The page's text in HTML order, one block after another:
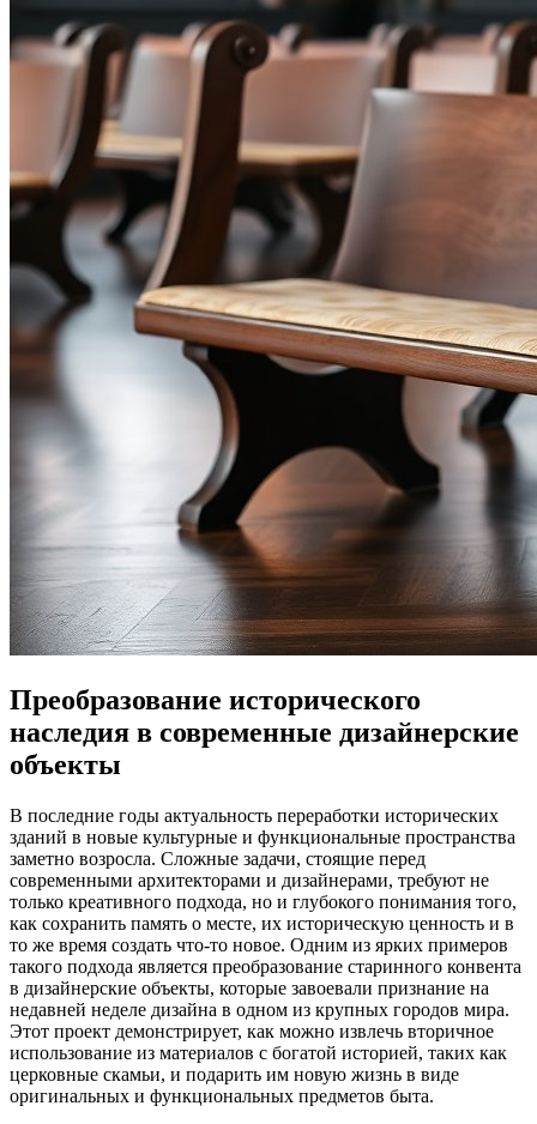
Преобразование исторического
наследия в современные дизайнерские
объекты
В последние годы актуальность переработки исторических
зданий в новые культурные и функциональные пространства
заметно возросла. Сложные задачи, стоящие перед
современными архитекторами и дизайнерами, требуют не
только креативного подхода, но и глубокого понимания того,
как сохранить память о месте, их историческую ценность и в
то же время создать что-то новое. Одним из ярких примеров
такого подхода является преобразование старинного конвента
в дизайнерские объекты, которые завоевали признание на
недавней неделе дизайна в одном из крупных городов мира.
Этот проект демонстрирует, как можно извлечь вторичное
использование из материалов с богатой историей, таких как
церковные скамьи, и подарить им новую жизнь в виде
оригинальных и функциональных предметов быта.